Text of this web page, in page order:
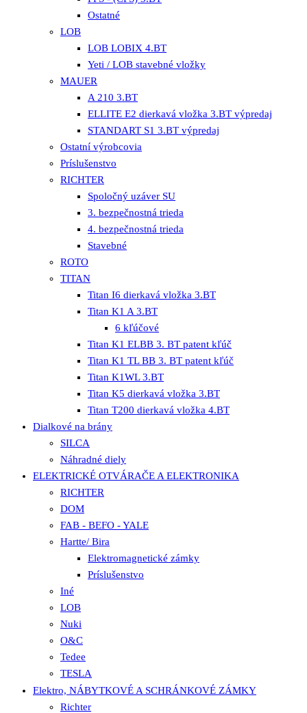
Ostatné
LOB
LOB LOBIX 4.BT
Yeti / LOB stavebné vložky
MAUER
A 210 3.BT
ELLITE E2 dierkavá vložka 3.BT výpredaj
STANDART S1 3.BT výpredaj
Ostatní výrobcovia
Príslušenstvo
RICHTER
Spoločný uzáver SU
3. bezpečnostná trieda
4. bezpečnostná trieda
Stavebné
ROTO
TITAN
Titan I6 dierkavá vložka 3.BT
Titan K1 A 3.BT
6 kľúčové
Titan K1 ELBB 3. BT patent kľúč
Titan K1 TL BB 3. BT patent kľúč
Titan K1WL 3.BT
Titan K5 dierkavá vložka 3.BT
Titan T200 dierkavá vložka 4.BT
Dialkové na brány
SILCA
Náhradné diely
ELEKTRICKÉ OTVÁRAČE A ELEKTRONIKA
RICHTER
DOM
FAB - BEFO - YALE
Hartte/ Bira
Elektromagnetické zámky
Príslušenstvo
Iné
LOB
Nuki
O&C
Tedee
TESLA
Elektro, NÁBYTKOVÉ A SCHRÁNKOVÉ ZÁMKY
Richter